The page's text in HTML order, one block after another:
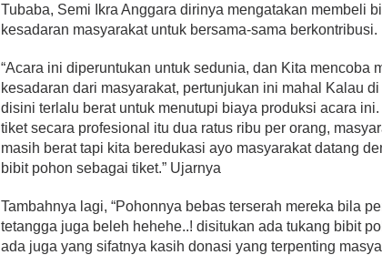
Tubaba, Semi Ikra Anggara dirinya mengatakan membeli
kesadaran masyarakat untuk bersama-sama berkontribusi.
“Acara ini diperuntukan untuk sedunia, dan Kita mencoba
kesadaran dari masyarakat, pertunjukan ini mahal Kalau
disini terlalu berat untuk menutupi biaya produksi acara
tiket secara profesional itu dua ratus ribu per orang,
masih berat tapi kita beredukasi ayo masyarakat datang
bibit pohon sebagai tiket.” Ujarnya
Tambahnya lagi, “Pohonnya bebas terserah mereka bila
tetangga juga beleh hehehe..! disitukan ada tukang bibit
ada juga yang sifatnya kasih donasi yang terpenting